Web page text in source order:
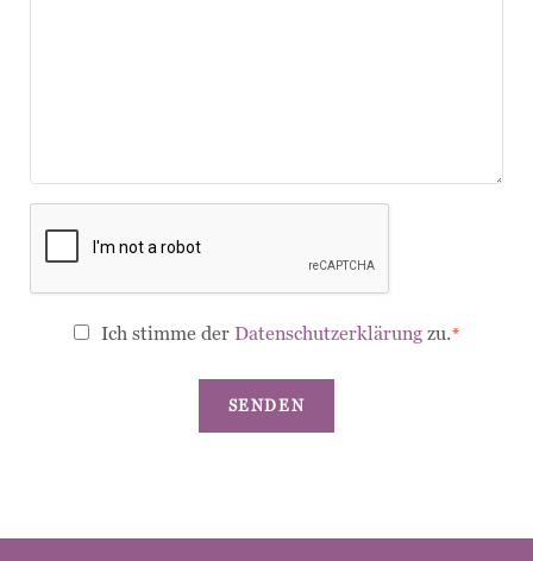
Datenschutz
Ich stimme der Datenschutzerklärungzu.*